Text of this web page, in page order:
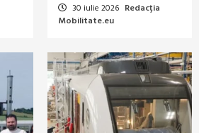
30 iulie 2026 Redacția
Mobilitate.eu